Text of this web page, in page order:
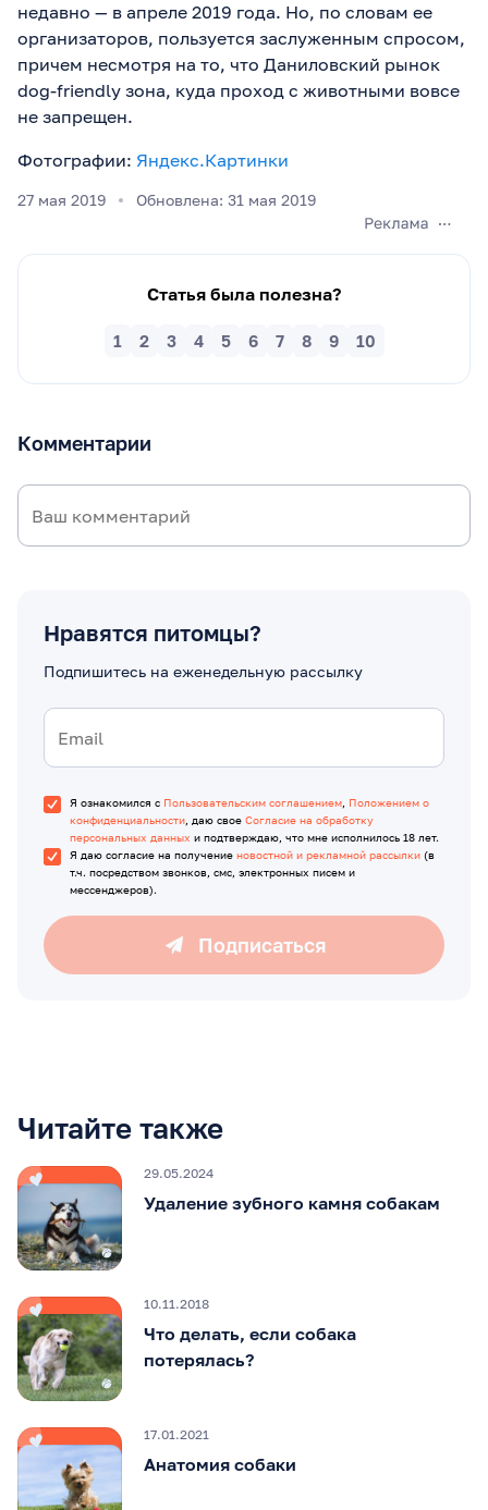
недавно — в апреле 2019 года. Но, по словам ее
организаторов, пользуется заслуженным спросом,
причем несмотря на то, что Даниловский рынок
dog-friendly зона, куда проход с животными вовсе
не запрещен.
Фотографии: Яндекс.Картинки
27 мая 2019 Обновлена: 31 мая 2019
Статья была полезна?
10
9
8
7
6
5
4
3
2
1
Комментарии
Нравятся питомцы?
Подпишитесь на еженедельную рассылку
Я ознакомился с Пользовательским соглашением, Положением о
конфиденциальности, даю свое Согласие на обработку
персональных данных и подтверждаю, что мне исполнилось 18 лет.
Я даю согласие на получение новостной и рекламной рассылки (в
т.ч. посредством звонков, смс, электронных писем и
мессенджеров).
Подписаться
Читайте также
29.05.2024
Удаление зубного камня собакам
10.11.2018
Что делать, если собака
потерялась?
17.01.2021
Анатомия собаки